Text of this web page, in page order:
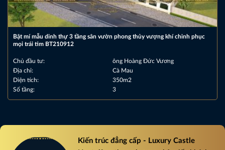
Bật mí mẫu dinh thự 3 tầng sân vườn phong thủy vượng khí chinh phục
mọi trái tim BT210912
Chủ đầu tư:
ông Hoàng Đức Vương
Địa chỉ:
Cà Mau
Diện tích:
350m2
Số tầng:
3
Kiến trúc đẳng cấp - Luxury Castle